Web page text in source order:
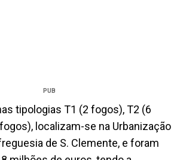
PUB
tipologias T1 (2 fogos), T2 (6
localizam-se na Urbanização
de S. Clemente, e foram